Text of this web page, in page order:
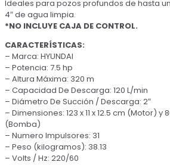
Ideales para pozos profundos de hasta
4″ de agua limpia.
*NO INCLUYE CAJA DE CONTROL.
CARACTERÍSTICAS:
– Marca: HYUNDAI
– Potencia: 7.5 hp
– Altura Máxima: 320 m
– Capacidad De Descarga: 120 L/min
– Diámetro De Succión / Descarga: 2″
– Dimensiones: 123 x 11 x 12.5 cm (Motor) y
(Bomba)
– Numero Impulsores: 31
– Peso (kilogramos): 38.13
– Volts / Hz: 220/60